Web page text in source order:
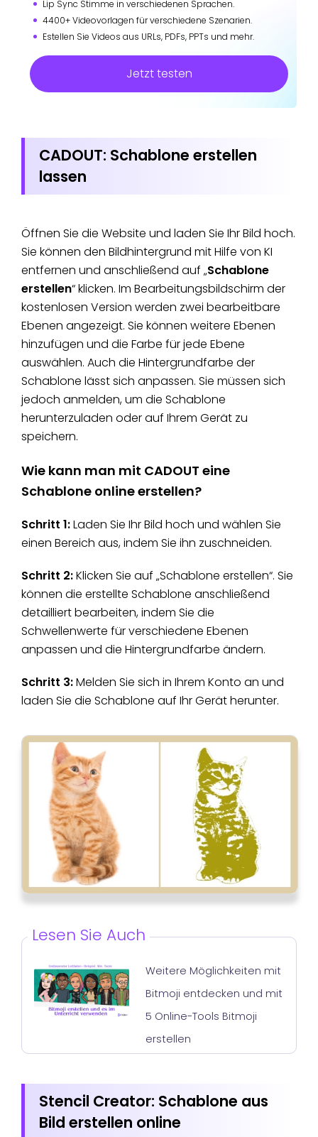
Lip Sync Stimme in verschiedenen Sprachen.
4400+ Videovorlagen für verschiedene Szenarien.
Estellen Sie Videos aus URLs, PDFs, PPTs und mehr.
Jetzt testen
CADOUT: Schablone erstellen
lassen
Öffnen Sie die Website und laden Sie Ihr Bild hoch.
Sie können den Bildhintergrund mit Hilfe von KI
entfernen und anschließend auf „Schablone
erstellen“ klicken. Im Bearbeitungsbildschirm der
kostenlosen Version werden zwei bearbeitbare
Ebenen angezeigt. Sie können weitere Ebenen
hinzufügen und die Farbe für jede Ebene
auswählen. Auch die Hintergrundfarbe der
Schablone lässt sich anpassen. Sie müssen sich
jedoch anmelden, um die Schablone
herunterzuladen oder auf Ihrem Gerät zu
speichern.
Wie kann man mit CADOUT eine
Schablone online erstellen?
Schritt 1:Laden Sie Ihr Bild hoch und wählen Sie
einen Bereich aus, indem Sie ihn zuschneiden.
Schritt 2:Klicken Sie auf „Schablone erstellen“. Sie
können die erstellte Schablone anschließend
detailliert bearbeiten, indem Sie die
Schwellenwerte für verschiedene Ebenen
anpassen und die Hintergrundfarbe ändern.
Schritt 3:Melden Sie sich in Ihrem Konto an und
laden Sie die Schablone auf Ihr Gerät herunter.
Lesen Sie Auch
Weitere Möglichkeiten mit
Bitmoji entdecken und mit
5 Online-Tools Bitmoji
erstellen
Stencil Creator: Schablone aus
Bild erstellen online